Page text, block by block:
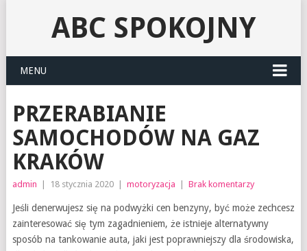
ABC SPOKOJNY
MENU
PRZERABIANIE
SAMOCHODÓW NA GAZ
KRAKÓW
admin 18 stycznia 2020 motoryzacja Brak komentarzy
Jeśli denerwujesz się na podwyżki cen benzyny, być może zechcesz
zainteresować się tym zagadnieniem, że istnieje alternatywny
sposób na tankowanie auta, jaki jest poprawniejszy dla środowiska,